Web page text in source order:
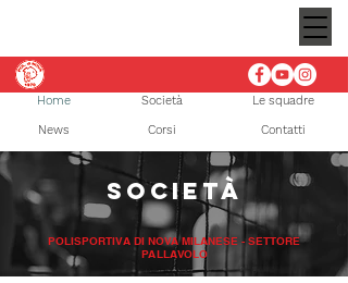
Home Società
News Corsi
Le squadre
Contatti
società
POLISPORTIVA DI NOVA MILANESE - SETTORE
PALLAVOLO